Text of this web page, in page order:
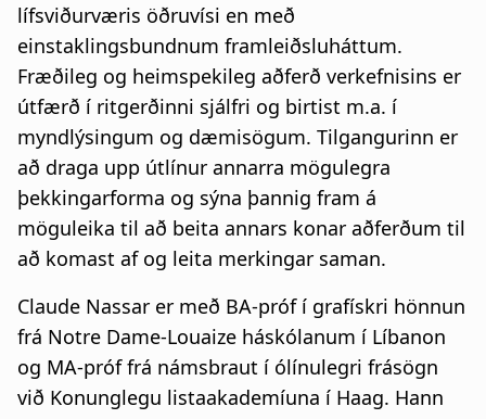
lífsviðurværis öðruvísi en með
einstaklingsbundnum framleiðsluháttum.
Fræðileg og heimspekileg aðferð verkefnisins er
útfærð í ritgerðinni sjálfri og birtist m.a. í
myndlýsingum og dæmisögum. Tilgangurinn er
að draga upp útlínur annarra mögulegra
þekkingarforma og sýna þannig fram á
möguleika til að beita annars konar aðferðum til
að komast af og leita merkingar saman.
Claude Nassar er með BA-próf í grafískri hönnun
frá Notre Dame-Louaize háskólanum í Líbanon
og MA-próf frá námsbraut í ólínulegri frásögn
við Konunglegu listaakademíuna í Haag. Hann